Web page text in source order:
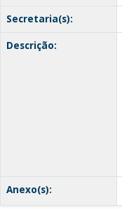
Secretaria(s):
Descrição:
Anexo(s):